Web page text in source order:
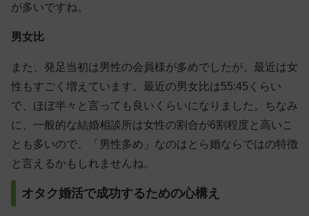
が多いですね。
男女比
また、発足当初は男性の会員様が多めでしたが、最近は女
性もすごく増えています。 最近の男女比は55:45くらい
で、ほぼ半々 と言っても良いくらいになりました。ちなみ
に、一般的な結婚相談所は女性の割合が6割程度と高いこ
とも多いので、「男性多め」なのはとら婚ならではの特徴
と言えるかもしれませんね。
オタク婚活で成功するための心構え